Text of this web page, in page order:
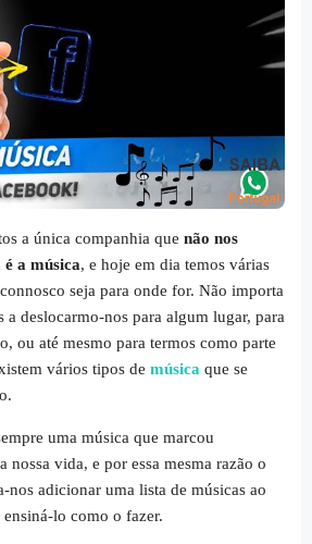
a única companhia que não nos
é a música, e hoje em dia temos várias
seja para onde for. Não importa
a deslocarmo-nos para algum lugar, para
ou até mesmo para termos como parte
vários tipos de música que se
uma música que marcou
nossa vida, e por essa mesma razão o
nos adicionar uma lista de músicas ao
lo como o fazer.